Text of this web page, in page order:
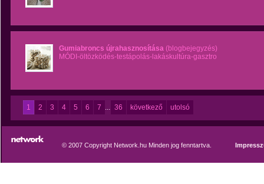
Gumiabroncs újrahasznosítása (blogbejegyzés)
MÓDI-öltözködés-testápolás-lakáskultúra-gasztro
1 2 3 4 5 6 7 ... 36 következő utolsó
© 2007 Copyright Network.hu Minden jog fenntartva.